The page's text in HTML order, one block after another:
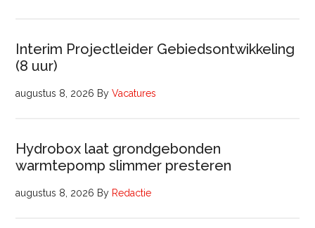
Interim Projectleider Gebiedsontwikkeling
(8 uur)
augustus 8, 2026 ByVacatures
Hydrobox laat grondgebonden
warmtepomp slimmer presteren
augustus 8, 2026 By Redactie